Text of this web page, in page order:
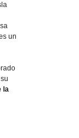
un
la